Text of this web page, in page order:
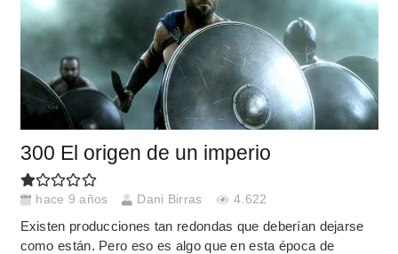
300 El origen de un imperio
hace 9 años Dani Birras 4.622
Existen producciones tan redondas que deberían dejarse
como están. Pero eso es algo que en esta época de